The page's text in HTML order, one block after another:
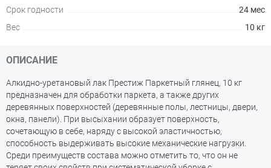
Срок годности
24 мес
Вес
10 кг
ОПИСАНИЕ
Алкидно-уретановый лак Престиж Паркетный глянец, 10 кг
предназначен для обработки паркета, а также других
деревянных поверхностей (деревянные полы, лестницы, двери,
окна, панели). При высыхании образует поверхность,
сочетающую в себе, наряду с высокой эластичностью,
способность выдерживать высокие механические нагрузки.
Среди преимуществ состава можно отметить то, что он не